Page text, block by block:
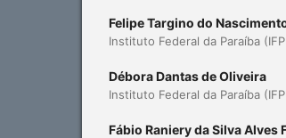
Felipe Targino do
Instituto Federal da Paraíba
Débora Dantas de Oliveira
Instituto Federal da Paraíba
Fábio Raniery da Silva Alves